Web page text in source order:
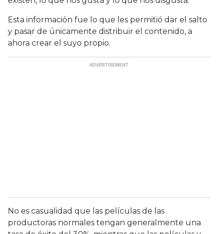
Esta información fue lo que les permitió dar el salto
y pasar de únicamente distribuir el contenido, a
ahora crear el suyo propio.
No es casualidad que las películas de las
productoras normales tengan generalmente una